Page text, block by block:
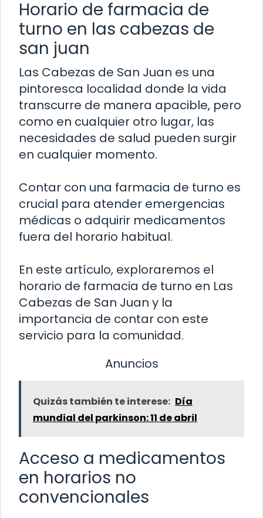
Horario de farmacia de
turno en las cabezas de
san juan
Las Cabezas de San Juan es una
pintoresca localidad donde la vida
transcurre de manera apacible, pero
como en cualquier otro lugar, las
necesidades de salud pueden surgir
en cualquier momento.
Contar con una farmacia de turno es
crucial para atender emergencias
médicas o adquirir medicamentos
fuera del horario habitual.
En este artículo, exploraremos el
horario de farmacia de turno en Las
Cabezas de San Juan y la
importancia de contar con este
servicio para la comunidad.
Anuncios
Quizás también te interese: Día
mundial del parkinson: 11 de abril
Acceso a medicamentos
en horarios no
convencionales